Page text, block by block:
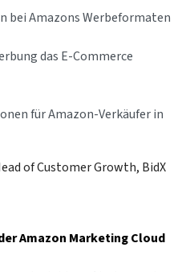
bei Amazons Werbeformaten
das E-Commerce
für Amazon-Verkäufer in
of Customer Growth, BidX
Amazon Marketing Cloud